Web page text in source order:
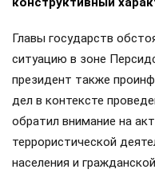
Главы государств
ситуацию в зоне
президент также
дел в контексте
обратил внимание на
террористической
населения и